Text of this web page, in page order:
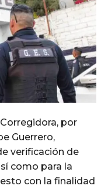
por
Guerrero,
verificación de
como para la
con la finalidad